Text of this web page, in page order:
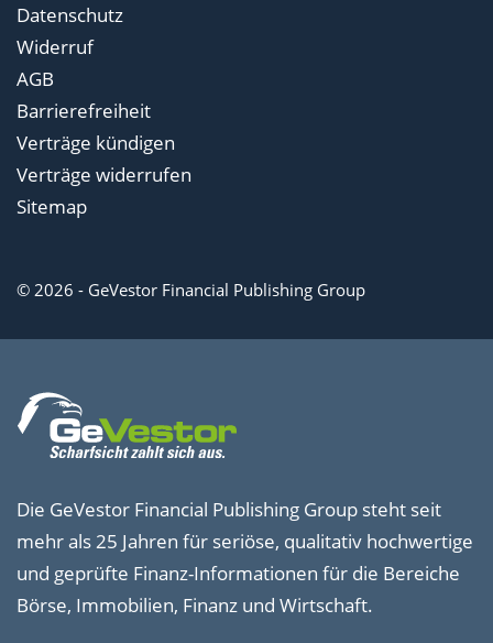
Datenschutz
Widerruf
AGB
Barrierefreiheit
Verträge kündigen
Verträge widerrufen
Sitemap
© 2026 - GeVestor Financial Publishing Group
Die GeVestor Financial Publishing Group steht seit
mehr als 25 Jahren für seriöse, qualitativ hochwertige
und geprüfte Finanz-Informationen für die Bereiche
Börse, Immobilien, Finanz und Wirtschaft.